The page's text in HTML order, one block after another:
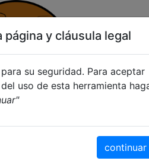
y cláusula legal
su seguridad. Para aceptar
uso de esta herramienta
continuar